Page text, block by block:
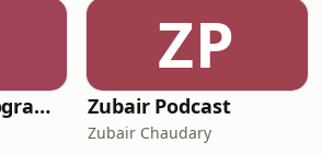
C'est quoi le programme au cinéma ?
ZP
Zubair Podcast
Zubair Chaudary